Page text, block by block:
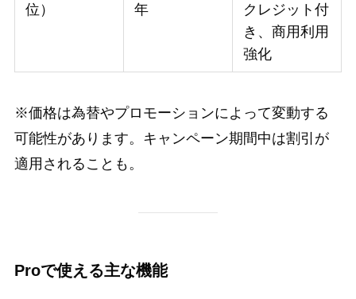
位）
年
クレジット付
き、商用利用
強化
※価格は為替やプロモーションによって変動する
可能性があります。キャンペーン期間中は割引が
適用されることも。
Proで使える主な機能